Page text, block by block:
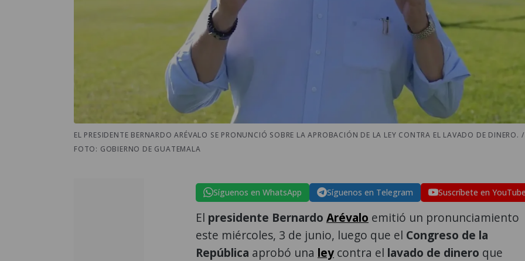
EL PRESIDENTE BERNARDO ARÉVALO SE PRONUNCIÓ SOBRE LA APROBACIÓN DE LA LEY CONTRA EL LAVADO DE DINERO. /
FOTO: GOBIERNO DE GUATEMALA
Síguenos en WhatsApp Síguenos en Telegram Suscríbete en
El presidente Bernardo Arévalo emitió un pronunciamiento
este miércoles, 3 de junio, luego que el Congreso de la
República aprobó una ley contra el lavado de dinero que